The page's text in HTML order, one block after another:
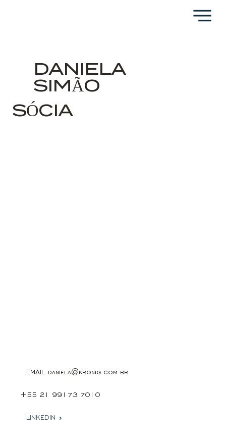
EMAIL daniela@kronig.com.br
+55 21 99173 7010
LINKEDIN
SÓCIA
DANIELA
SIMÃO